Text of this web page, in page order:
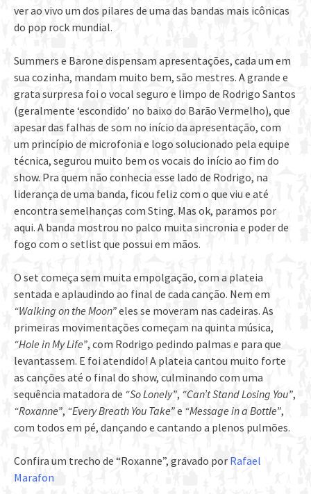
ver ao vivo um dos pilares de uma das bandas mais icônicas
do pop rock mundial.
Summers e Barone dispensam apresentações, cada um em
sua cozinha, mandam muito bem, são mestres. A grande e
grata surpresa foi o vocal seguro e limpo de Rodrigo Santos
(geralmente ‘escondido’ no baixo do Barão Vermelho), que
apesar das falhas de som no início da apresentação, com
um princípio de microfonia e logo solucionado pela equipe
técnica, segurou muito bem os vocais do início ao fim do
show. Pra quem não conhecia esse lado de Rodrigo, na
liderança de uma banda, ficou feliz com o que viu e até
encontra semelhanças com Sting. Mas ok, paramos por
aqui. A banda mostrou no palco muita sincronia e poder de
fogo com o setlist que possui em mãos.
O set começa sem muita empolgação, com a plateia
sentada e aplaudindo ao final de cada canção. Nem em
“Walking on the Moon”eles se moveram nas cadeiras. As
primeiras movimentações começam na quinta música,
“Hole in My Life”, com Rodrigo pedindo palmas e para que
levantassem. E foi atendido! A plateia cantou muito forte
as canções até o final do show, culminando com uma
sequência matadora de “So Lonely”, “Can’t Stand Losing You”,
“Roxanne”, “Every Breath You Take”e “Message in a Bottle”,
com todos em pé, dançando e cantando a plenos pulmões.
Confira um trecho de “Roxanne”, gravado por Rafael
Marafon